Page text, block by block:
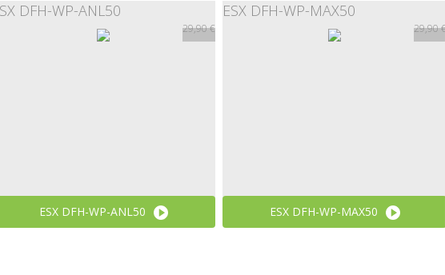
17,90 € 13,90 €
DFH-WP-ANL50
29,90 €
ESX DFH-WP-ANL50
ESX DFH-WP-MAX50
29,90
ESX DFH-WP-MAX50